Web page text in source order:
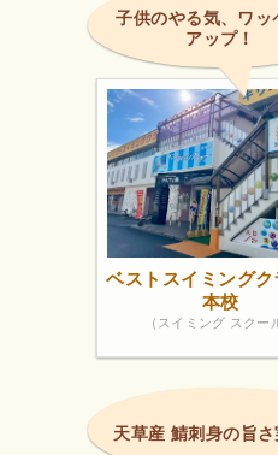
美味しい、ランチはリー
子供のやる気、ワッ
アップ！
ベストスイミング
本校
（スイミング スクー
天草産 鯖刺身の旨さ